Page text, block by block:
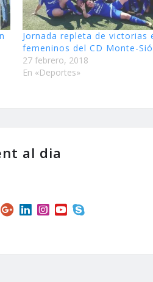
Jornada repleta de victorias
femeninos del CD Monte-
27 febrero, 2018
En «Deportes»
al dia